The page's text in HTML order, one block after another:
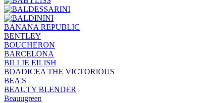
BANANA REPUBLIC
BENTLEY
BOUCHERON
BARCELONA
BILLIE EILISH
BOADICEA THE VICTORIOUS
BEA'S
BEAUTY BLENDER
Beauugreen